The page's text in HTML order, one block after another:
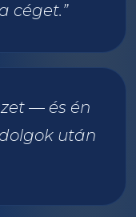
céget.”
— és én
után